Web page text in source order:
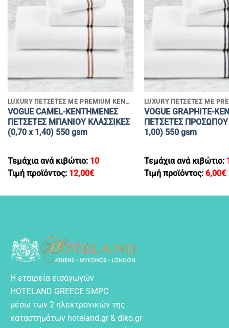
+
LUXURY ΠΕΤΣΕΤΕΣ ΜΕ PREMIUM ΚΕΝΤΗΜΑΤΑ
VOGUE CAMEL-KENTHMENEΣ
ΠΕΤΣΕΤΕΣ MΠΑΝΙΟΥ ΚΛΑΣΣΙΚΕΣ
(0,70 x 1,40) 550 gsm
Τεμάχια ανά κιβώτιο: 10
Τιμή προϊόντος: 12,00€
+
VOGUE GRAPHITE-
ΠΕΤΣΕΤΕΣ ΠΡΟΣΩΠΟΥ
1,00) 550 gsm
Τεμάχια ανά κιβώτιο:
Τιμή προϊόντος: 6,00€
Η εταιρεία εισαγωγών
HOTELAND GREECE SMPC
μέσω των 2 ηλεκτρονικών της
καταστημάτων hoteland.gr & diko.gr